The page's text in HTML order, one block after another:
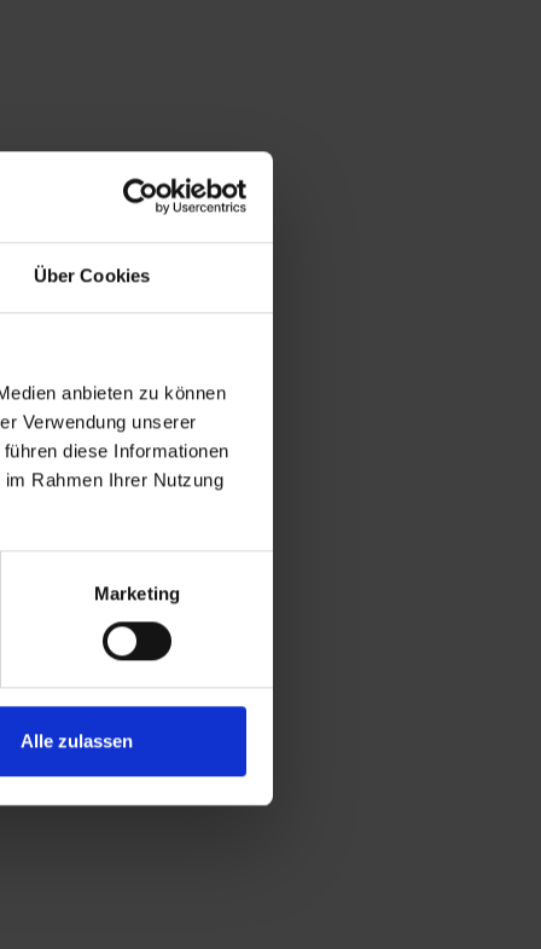
Über Cookies
anbieten zu können
Verwendung unserer
diese Informationen
Rahmen Ihrer Nutzung
Marketing
Alle zulassen